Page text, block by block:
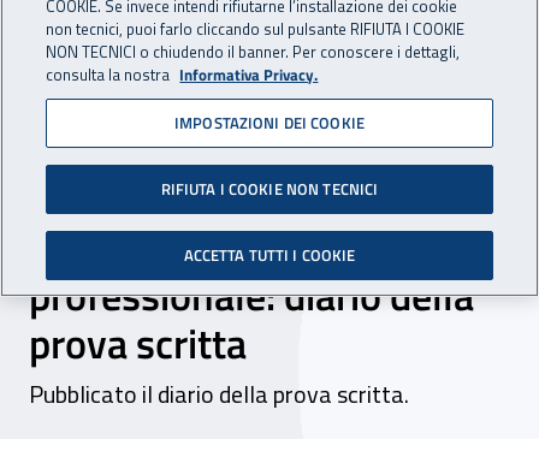
Procedura di reclutamento
n. 33 unità di personale
presso la Consulenza
Tecnica Salute e Sicurezza
(Ctss), I livello
professionale: diario della
prova scritta
Pubblicato il diario della prova scritta.
COOKIE. Se invece intendi rifiutarne l’installazione dei cookie
non tecnici, puoi farlo cliccando sul pulsante RIFIUTA I COOKIE
NON TECNICI o chiudendo il banner. Per conoscere i dettagli,
consulta la nostra Informativa Privacy.
IMPOSTAZIONI DEI COOKIE
RIFIUTA I COOKIE NON TECNICI
ACCETTA TUTTI I COOKIE